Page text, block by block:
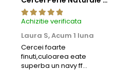
Achizitie verificata
Laura S,Acum 1 luna
Cercei foarte
finuti,culoarea eate
superba un navy ff